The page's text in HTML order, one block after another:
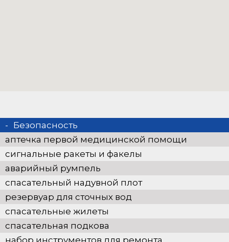
Безопасность
аптечка первой медицинской помощи
сигнальные ракеты и факелы
аварийный румпель
спасательный надувной плот
резервуар для сточных вод
спасательные жилеты
спасательная подкова